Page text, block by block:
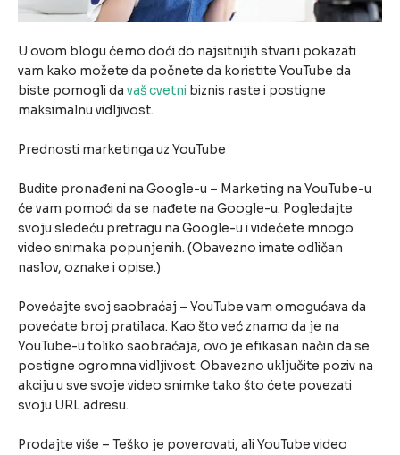
U ovom blogu ćemo doći do najsitnijih stvari i pokazati
vam kako možete da počnete da koristite YouTube da
biste pomogli da vaš cvetni biznis raste i postigne
maksimalnu vidljivost.
Prednosti marketinga uz YouTube
Budite pronađeni na Google-u – Marketing na YouTube-u
će vam pomoći da se nađete na Google-u. Pogledajte
svoju sledeću pretragu na Google-u i videćete mnogo
video snimaka popunjenih. (Obavezno imate odličan
naslov, oznake i opise.)
Povećajte svoj saobraćaj – YouTube vam omogućava da
povećate broj pratilaca. Kao što već znamo da je na
YouTube-u toliko saobraćaja, ovo je efikasan način da se
postigne ogromna vidljivost. Obavezno uključite poziv na
akciju u sve svoje video snimke tako što ćete povezati
svoju URL adresu.
Prodajte više – Teško je poverovati, ali YouTube video